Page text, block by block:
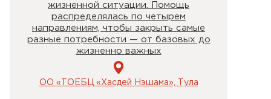
жизненной ситуации. Помощь
распределялась по четырем
направлениям, чтобы закрыть самые
разные потребности — от базовых до
жизненно важных
ОО «ТОЕБЦ «Хасдей Нэшама», Тула